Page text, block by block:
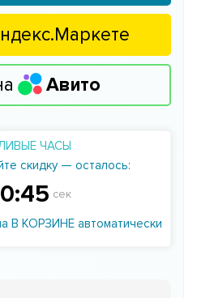
Авито
ЧАСЫ
скидку — осталось:
:44 сек
В КОРЗИНЕ автоматически